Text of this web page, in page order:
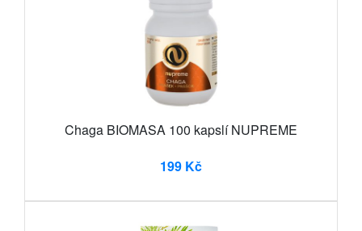
Chaga BIOMASA 100 kapslí NUPREME
199 Kč